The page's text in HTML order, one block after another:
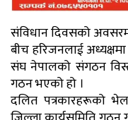
संविधान दिवसको
बीच हरिजनलाई अध्यक्षमा
संघ नेपालको संगठन
गठन भएको हो ।
दलित पत्रकारहरूको